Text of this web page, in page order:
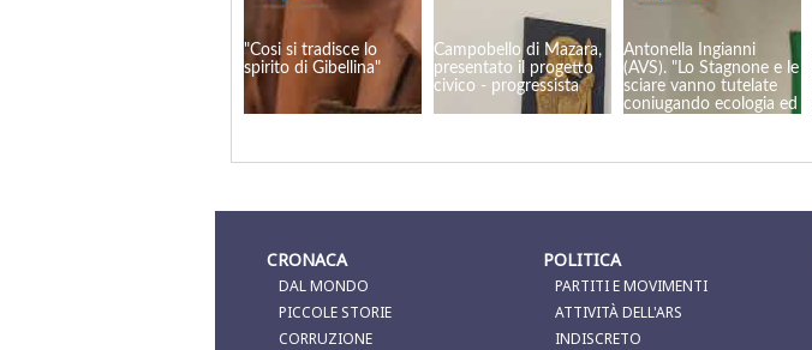
"Cosi si tradisce lo
spirito di Gibellina"
Campobello di Mazara,
presentato il progetto
civico - progressista
Antonella Ingianni
(AVS). "Lo Stagnone e le
sciare vanno tutelate
coniugando ecologia ed
CRONACA
DAL MONDO
PICCOLE STORIE
CORRUZIONE
POLITICA
PARTITI E MOVIMENTI
ATTIVITÀ DELL'ARS
INDISCRETO